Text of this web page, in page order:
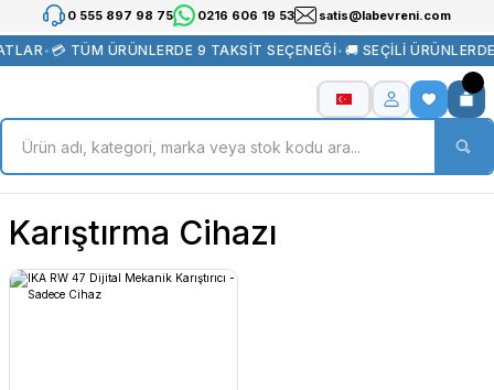
0 555 897 98 75 0216 606 19 53 satis@labevreni.com
•💳 TÜM ÜRÜNLERDE 9 TAKSİT SEÇENEĞİ•🚚 SEÇİLİ
Karıştırma Cihazı